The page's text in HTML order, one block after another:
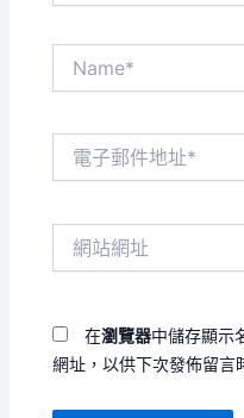
在瀏覽器中儲存顯示
網址，以供下次發佈留言